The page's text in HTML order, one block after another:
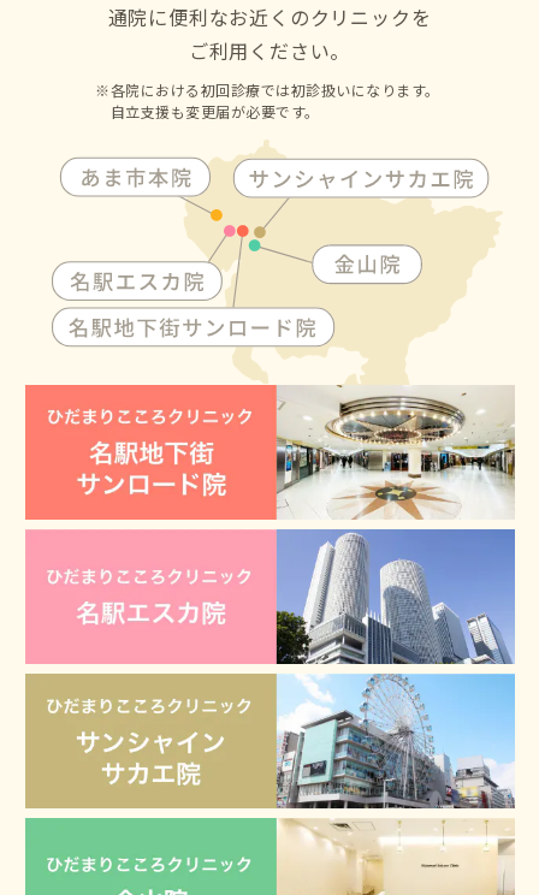
通院に便利なお近くのクリニックを
ご利用ください。
各院における初回診療では初診扱いになります。
自立支援も変更届が必要です。